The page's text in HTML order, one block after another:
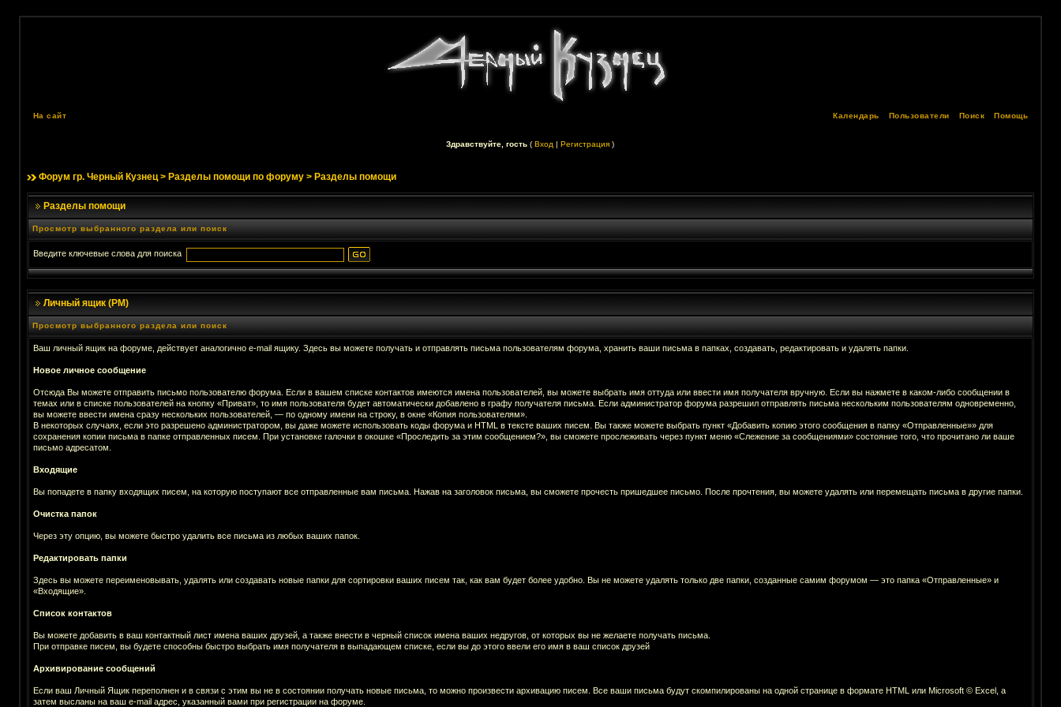
На сайт Помощь
Поиск
Пользователи
Календарь
Здравствуйте, гость (Вход |Регистрация )
Форум гр. Черный Кузнец> Разделы помощи по форуму> Разделы помощи
Разделы помощи
Просмотр выбранного раздела или поиск
Введите ключевые слова для поиска
Личный ящик (PM)
Просмотр выбранного раздела или поиск
Ваш личный ящик на форуме, действует аналогично e-mail ящику. Здесь вы можете получать и отправлять письма пользователям форума, хранить ваши письма в папках, создавать, редактировать и удалять папки.
Новое личное сообщение
Отсюда Вы можете отправить письмо пользователю форума. Если в вашем списке контактов имеются имена пользователей, вы можете выбрать имя оттуда или ввести имя получателя вручную. Если вы нажмете в каком-либо сообщении в
темах или в списке пользователей на кнопку «Приват», то имя пользователя будет автоматически добавлено в графу получателя письма. Если администратор форума разрешил отправлять письма нескольким пользователям одновременно,
вы можете ввести имена сразу нескольких пользователей, — по одному имени на строку, в окне «Копия пользователям».
В некоторых случаях, если это разрешено администратором, вы даже можете использовать коды форума и HTML в тексте ваших писем. Вы также можете выбрать пункт «Добавить копию этого сообщения в папку «Отправленные»» для
сохранения копии письма в папке отправленных писем. При установке галочки в окошке «Проследить за этим сообщением?», вы сможете прослеживать через пункт меню «Слежение за сообщениями» состояние того, что прочитано ли ваше
письмо адресатом.
Входящие
Вы попадете в папку входящих писем, на которую поступают все отправленные вам письма. Нажав на заголовок письма, вы сможете прочесть пришедшее письмо. После прочтения, вы можете удалять или перемещать письма в другие папки.
Очистка папок
Через эту опцию, вы можете быстро удалить все письма из любых ваших папок.
Редактировать папки
Здесь вы можете переименовывать, удалять или создавать новые папки для сортировки ваших писем так, как вам будет более удобно. Вы не можете удалять только две папки, созданные самим форумом — это папка «Отправленные» и
«Входящие».
Список контактов
Вы можете добавить в ваш контактный лист имена ваших друзей, а также внести в черный список имена ваших недругов, от которых вы не желаете получать письма.
При отправке писем, вы будете способны быстро выбрать имя получателя в выпадающем списке, если вы до этого ввели его имя в ваш список друзей
Архивирование сообщений
Если ваш Личный Ящик переполнен и в связи с этим вы не в состоянии получать новые письма, то можно произвести архивацию писем. Все ваши письма будут скомпилированы на одной странице в формате HTML или Microsoft © Excel, а
затем высланы на ваш e-mail адрес, указанный вами при регистрации на форуме.